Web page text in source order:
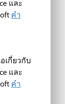
และ
คำ
เกี่ยวกับ
และ
คำ